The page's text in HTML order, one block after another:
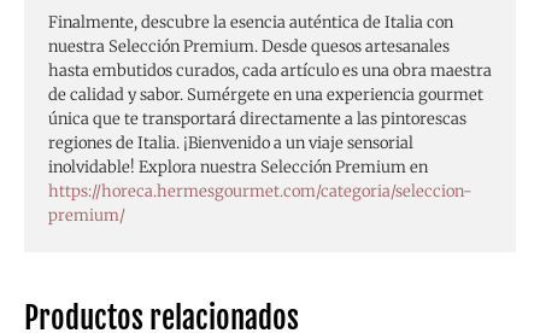
Productos relacionados
Finalmente, descubre la esencia auténtica de Italia con
nuestra Selección Premium. Desde quesos artesanales
hasta embutidos curados, cada artículo es una obra maestra
de calidad y sabor. Sumérgete en una experiencia gourmet
única que te transportará directamente a las pintorescas
regiones de Italia. ¡Bienvenido a un viaje sensorial
inolvidable! Explora nuestra Selección Premium en
https://horeca.hermesgourmet.com/categoria/seleccion-
premium/